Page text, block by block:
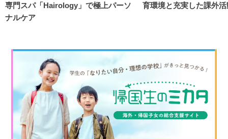
専門スパ「Hairology」で極上パーソ
ナルケア
育環境と充実した課外